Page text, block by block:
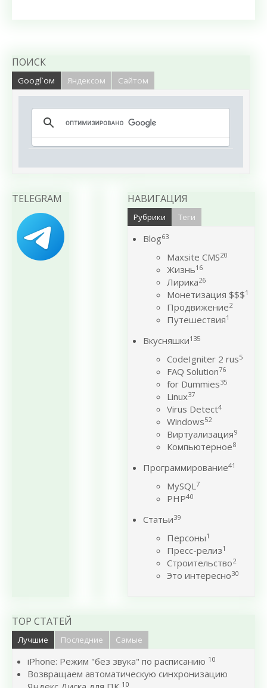
ПОИСК
Googl`ом Яндексом Сайтом
TELEGRAM НАВИГАЦИЯ
Рубрики Теги
Blog63
Maxsite CMS20
Жизнь16
Лирика26
Монетизация $$$1
Продвижение2
Путешествия1
Вкусняшки135
CodeIgniter 2 rus5
FAQ Solution76
for Dummies35
Linux37
Virus Detect4
Windows52
Виртуализация9
Компьютерное8
Программирование41
MySQL7
PHP40
Статьи39
Персоны1
Пресс-релиз1
Строительство2
Это интересно30
TOP СТАТЕЙ
Лучшие Последние Самые
iPhone: Режим "без звука" по расписанию 10
Возвращаем автоматическую синхронизацию
10